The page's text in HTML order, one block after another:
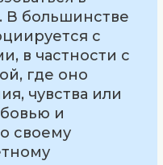
В большинстве
с
в частности с
где оно
чувства или
и
своему